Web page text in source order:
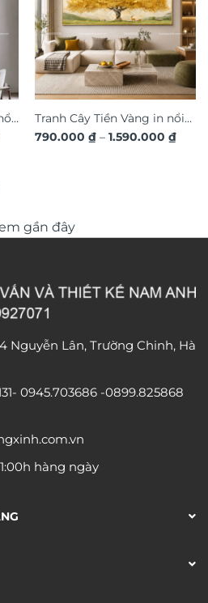
₫
Tranh Cây Tiền Vàng in nổi
3D dát vàng ánh kim sang
790.000 ₫ – 1.590.000 ₫
gần đây
Nguyễn Lân, Trường Chinh, Hà
- 0945.703686 -0899.825868
hàng ngày